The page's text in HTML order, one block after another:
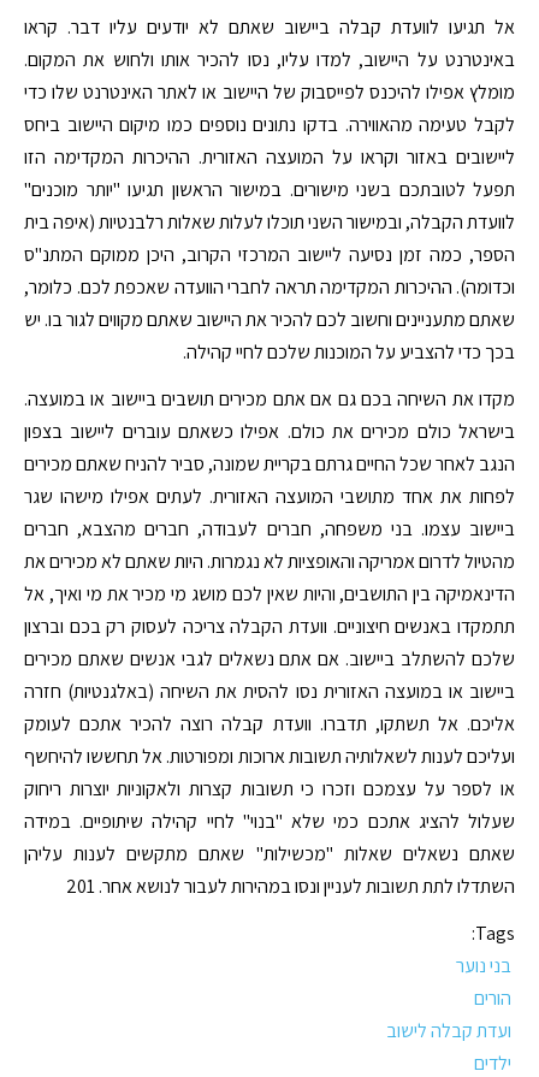
אל תגיעו לוועדת קבלה ביישוב שאתם לא יודעים עליו דבר. קראו
באינטרנט על היישוב, למדו עליו, נסו להכיר אותו ולחוש את המקום.
מומלץ אפילו להיכנס לפייסבוק של היישוב או לאתר האינטרנט שלו כדי
לקבל טעימה מהאווירה. בדקו נתונים נוספים כמו מיקום היישוב ביחס
ליישובים באזור וקראו על המועצה האזורית. ההיכרות המקדימה הזו
תפעל לטובתכם בשני מישורים. במישור הראשון תגיעו "יותר מוכנים"
לוועדת הקבלה, ובמישור השני תוכלו לעלות שאלות רלבנטיות (איפה בית
הספר, כמה זמן נסיעה ליישוב המרכזי הקרוב, היכן ממוקם המתנ"ס
וכדומה). ההיכרות המקדימה תראה לחברי הוועדה שאכפת לכם. כלומר,
שאתם מתעניינים וחשוב לכם להכיר את היישוב שאתם מקווים לגור בו. יש
בכך כדי להצביע על המוכנות שלכם לחיי קהילה.
מקדו את השיחה בכם גם אם אתם מכירים תושבים ביישוב או במועצה.
בישראל כולם מכירים את כולם. אפילו כשאתם עוברים ליישוב בצפון
הנגב לאחר שכל החיים גרתם בקריית שמונה, סביר להניח שאתם מכירים
לפחות את אחד מתושבי המועצה האזורית. לעתים אפילו מישהו שגר
ביישוב עצמו. בני משפחה, חברים לעבודה, חברים מהצבא, חברים
מהטיול לדרום אמריקה והאופציות לא נגמרות. היות שאתם לא מכירים את
הדינאמיקה בין התושבים, והיות שאין לכם מושג מי מכיר את מי ואיך, אל
תתמקדו באנשים חיצוניים. וועדת הקבלה צריכה לעסוק רק בכם וברצון
שלכם להשתלב ביישוב. אם אתם נשאלים לגבי אנשים שאתם מכירים
ביישוב או במועצה האזורית נסו להסית את השיחה (באלגנטיות) חזרה
אליכם. אל תשתקו, תדברו. וועדת קבלה רוצה להכיר אתכם לעומק
ועליכם לענות לשאלותיה תשובות ארוכות ומפורטות. אל תחששו להיחשף
או לספר על עצמכם וזכרו כי תשובות קצרות ולאקוניות יוצרות ריחוק
שעלול להציג אתכם כמי שלא "בנוי" לחיי קהילה שיתופיים. במידה
שאתם נשאלים שאלות "מכשילות" שאתם מתקשים לענות עליהן
השתדלו לתת תשובות לעניין ונסו במהירות לעבור לנושא אחר. 201
Tags:
בני נוער
הורים
ועדת קבלה לישוב
ילדים